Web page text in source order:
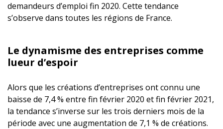
demandeurs d’emploi fin 2020. Cette tendance
s’observe dans toutes les régions de France.
Le dynamisme des entreprises comme
lueur d’espoir
Alors que les créations d’entreprises ont connu une
baisse de 7,4 % entre fin février 2020 et fin février 2021,
la tendance s’inverse sur les trois derniers mois de la
période avec une augmentation de 7,1 % de créations.